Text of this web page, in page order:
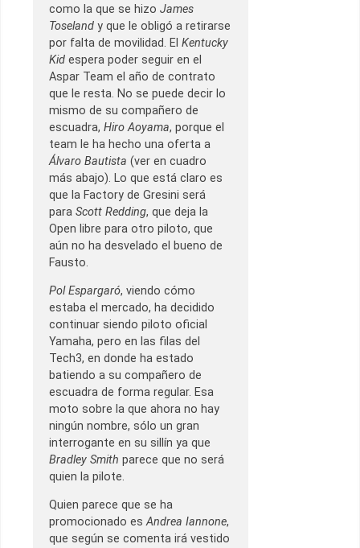
como la que se hizo James
Toseland y que le obligó a retirarse
por falta de movilidad. El Kentucky
Kid espera poder seguir en el
Aspar Team el año de contrato
que le resta. No se puede decir lo
mismo de su compañero de
escuadra, Hiro Aoyama, porque el
team le ha hecho una oferta a
Álvaro Bautista (ver en cuadro
más abajo). Lo que está claro es
que la Factory de Gresini será
para Scott Redding, que deja la
Open libre para otro piloto, que
aún no ha desvelado el bueno de
Fausto.
Pol Espargaró, viendo cómo
estaba el mercado, ha decidido
continuar siendo piloto oficial
Yamaha, pero en las filas del
Tech3, en donde ha estado
batiendo a su compañero de
escuadra de forma regular. Esa
moto sobre la que ahora no hay
ningún nombre, sólo un gran
interrogante en su sillín ya que
Bradley Smith parece que no será
quien la pilote.
Quien parece que se ha
promocionado esAndrea Iannone,
que según se comenta irá vestido